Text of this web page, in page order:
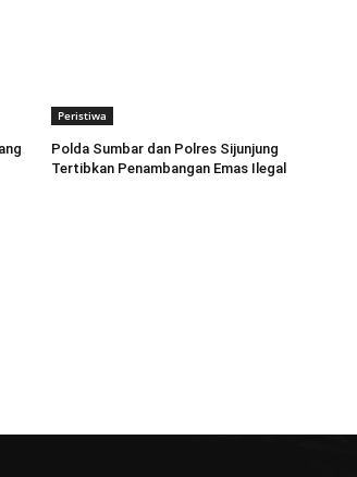
Peristiwa
Polda Sumbar dan Polres Sijunjung
Tertibkan Penambangan Emas Ilegal